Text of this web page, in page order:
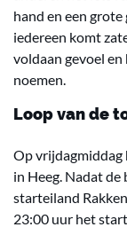
hand en een grote
iedereen komt
voldaan gevoel
noemen.
Loop van de
Op vrijdagmiddag
in Heeg. Nadat de
starteiland
23:00 uur het